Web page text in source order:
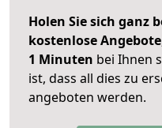
Holen Sie sich ganz
kostenlose Angebote
1 Minuten bei Ihnen
ist, dass all dies zu
angeboten werden.